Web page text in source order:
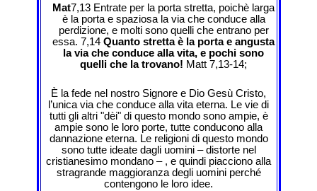
Mat7,13 Entrate per la porta stretta, poichè larga
è la porta e spaziosa la via che conduce alla
perdizione, e molti sono quelli che entrano per
essa. 7,14 Quanto stretta è la porta e angusta
la via che conduce alla vita, e pochi sono
quelli che la trovano! Matt 7,13-14;
È la fede nel nostro Signore e Dio Gesù Cristo,
l’unica via che conduce alla vita eterna. Le vie di
tutti gli altri "dèi" di questo mondo sono ampie, è
ampie sono le loro porte, tutte conducono alla
dannazione eterna. Le religioni di questo mondo
sono tutte ideate dagli uomini – distorte nel
cristianesimo mondano – , e quindi piacciono alla
stragrande maggioranza degli uomini perché
contengono le loro idee.